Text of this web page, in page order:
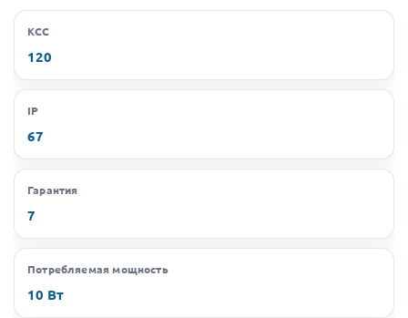
КСС
120
IP
67
Гарантия
7
Потребляемая мощность
10 Вт